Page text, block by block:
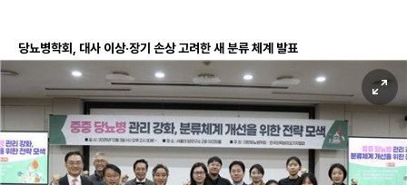
당뇨병학회, 대사 이상·장기 손상 고려한 새 분류 체계 발표